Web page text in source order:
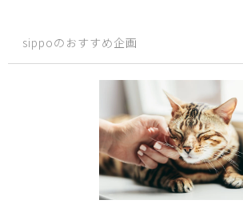
sippoのおすすめ企画